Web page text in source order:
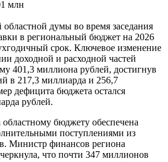
думы во время заседания
в региональный бюджет на 2026
срок. Ключевое изменение
доходной и расходной частей
401,3 миллиона рублей, достигнув
в 217,3 миллиарда и 256,7
дефицита бюджета остался
рублей.
бюджету обеспечена
поступлениями из
Министр финансов региона
что почти 347 миллионов